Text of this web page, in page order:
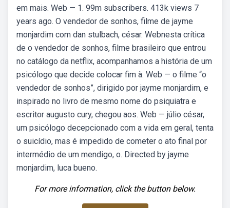
em mais. Web — 1. 99m subscribers. 413k views 7
years ago. O vendedor de sonhos, filme de jayme
monjardim com dan stulbach, césar. Webnesta crítica
de o vendedor de sonhos, filme brasileiro que entrou
no catálogo da netflix, acompanhamos a história de um
psicólogo que decide colocar fim à. Web — o filme “o
vendedor de sonhos”, dirigido por jayme monjardim, e
inspirado no livro de mesmo nome do psiquiatra e
escritor augusto cury, chegou aos. Web — júlio césar,
um psicólogo decepcionado com a vida em geral, tenta
o suicídio, mas é impedido de cometer o ato final por
intermédio de um mendigo, o. Directed by jayme
monjardim, luca bueno.
For more information, click the button below.